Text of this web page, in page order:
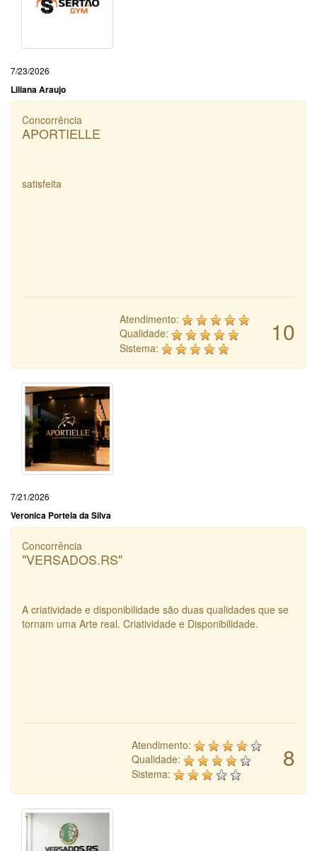
7/23/2026
Liliana Araujo
Concorrência
APORTIELLE
satisfeita
10
Atendimento:
Qualidade:
Sistema:
7/21/2026
Veronica Portela da Silva
Concorrência
"VERSADOS.RS"
A criatividade e disponibilidade são duas qualidades que se
tornam uma Arte real. Criatividade e Disponibilidade.
8
Atendimento:
Qualidade:
Sistema: